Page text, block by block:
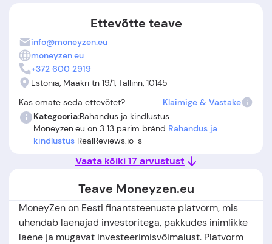
Ettevõtte teave
info@moneyzen.eu
moneyzen.eu
+372 600 2919
Estonia, Maakri tn 19/1, Tallinn, 10145
Kas omate seda ettevõtet?
Klaimige & Vastake
Kategooria:Rahandus ja kindlustus
Moneyzen.eu on 3 13 parim bränd Rahandus ja
kindlustus RealReviews.io-s
Vaata kõiki 17 arvustust
Teave Moneyzen.eu
MoneyZen on Eesti finantsteenuste platvorm, mis
ühendab laenajad investoritega, pakkudes inimlikke
laene ja mugavat investeerimisvõimalust. Platvorm